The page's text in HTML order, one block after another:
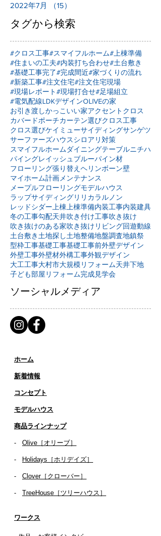
2022年7月
（15）
タグから検索
#クロス工事#スマイフルホーム#上棟準備
#住まいの工夫#内装打ち合わせ#土台敷き
#基礎工事完了#完成間近#家づくりの流れ
#新築工事#注文住宅#注文住宅現場
#現場レポート#現場打合せ#足場組立
#電気配線LDKデザインOLIVEの家
お引き渡しかっこいい家アクセントクロス
カバードポーチカーテン選びクロス工事
クロス選びケイミューサイディングサンゲツ
サーファーズハウスシロアリ対策
スマイフルホームダイニングテーブルニチハ
パイングレイッシュブルーパイン材
フローリング張り替え ヘリンボーン壁
マイホーム計画 メンテナンス
メープルフローリングモデルハウス
ラップサイディングリリカラ ルノン
レッドシダー 上棟 上棟準備内装工事内装建具
冬の工事勾配天井吹き付け工事吹き抜け
吹き抜けのある家吹き抜けリビング回遊動線
土台敷き 土地探し土地整備地盤調査地鎮祭
型枠工事基礎工事基礎工事前外壁デザイン
外壁工事外壁材外構工事外観デザイン
大工工事大村市大規模リフォーム天井下地
子ども部屋リフォーム完成見学会
ソーシャルメディア
ホーム
新着情報
コンセプト
​​モデルハウス
商品ラインナップ
- Olive［オリーブ］
- Holidays［ホリデイズ］
- ​ Clover［クローバー］
- TreeHouse［ツリーハウス］
ワークス